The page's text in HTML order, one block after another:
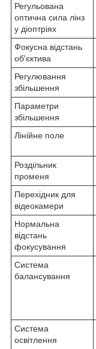
Регульована
оптична сила лінз
у діоптріях
Фокусна відстань
об'єктива
Регулювання
збільшення
Параметри
збільшення
Лінійне поле
Роздільник
променя
Перехідник для
відеокамери
Нормальна
відстань
фокусування
Система
балансування
Система
освітлення